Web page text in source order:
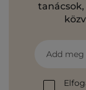
tanácsok,
Add meg